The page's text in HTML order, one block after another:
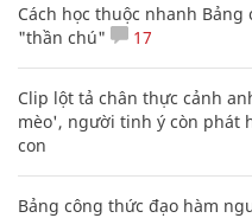
Cách học thuộc nhanh
"thần chú"
17
Clip lột tả chân thực cảnh
mèo', người tinh ý còn phát
con
Bảng công thức đạo hàm